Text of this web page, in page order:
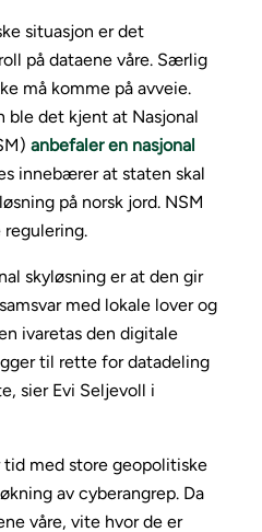
situasjon er det
på dataene våre. Særlig
må komme på avveie.
ble det kjent at Nasjonal
anbefaler en nasjonal
innebærer at staten skal
på norsk jord. NSM
regulering.
skyløsning er at den gir
med lokale lover og
ivaretas den digitale
til rette for datadeling
sier Evi Seljevoll i
med store geopolitiske
av cyberangrep. Da
våre, vite hvor de er